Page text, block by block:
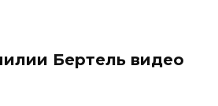
Бертель видео